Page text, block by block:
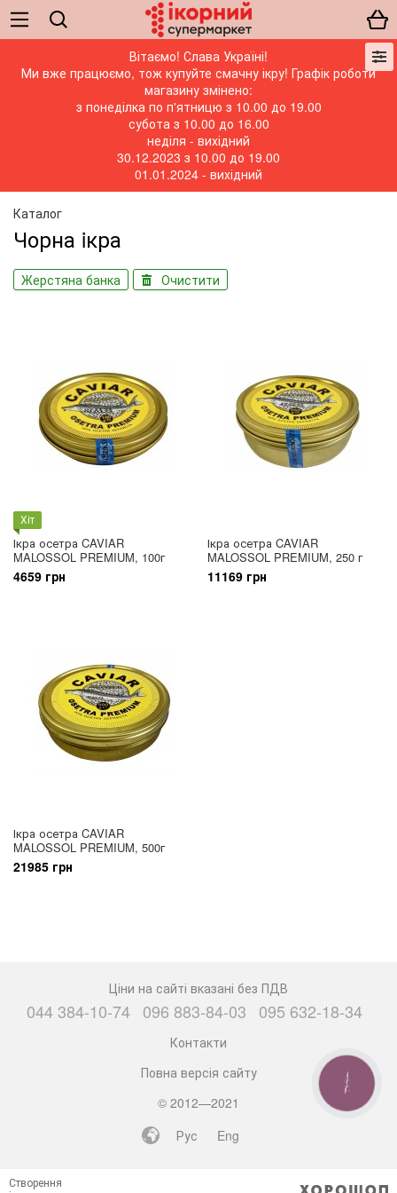
Вітаємо! Слава Україні!
Ми вже працюємо, тож купуйте смачну ікру! Графік роботи
магазину змінено:
з понеділка по п'ятницю з 10.00 до 19.00
субота з 10.00 до 16.00
неділя - вихідний
30.12.2023 з 10.00 до 19.00
01.01.2024 - вихідний
Каталог
Чорна iкра
Жерстяна банка Очистити
Хіт
Ікра осетра CAVIAR
MALOSSOL PREMIUM, 100г
4659 грн
Ікра осетра CAVIAR
MALOSSOL PREMIUM, 250 г
11169 грн
Ікра осетра CAVIAR
MALOSSOL PREMIUM, 500г
21985 грн
Ціни на сайті вказані без ПДВ
044 384-10-74 096 883-84-03 095 632-18-34
Контакти
Повна версія сайту
© 2012—2021
Рус
Eng
Створення
КНОПКА
ЗВ'ЯЗКУ